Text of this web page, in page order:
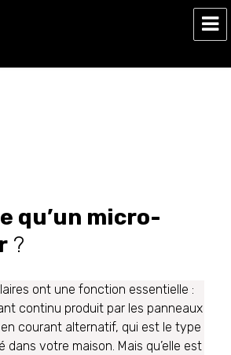
qu’un micro-
?
ont une fonction essentielle :
continu produit par les panneaux
courant alternatif, qui est le type
dans votre maison. Mais qu’elle est